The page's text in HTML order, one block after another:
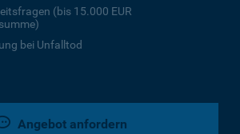
(bis 15.000 EUR
bei Unfalltod
Angebot anfordern